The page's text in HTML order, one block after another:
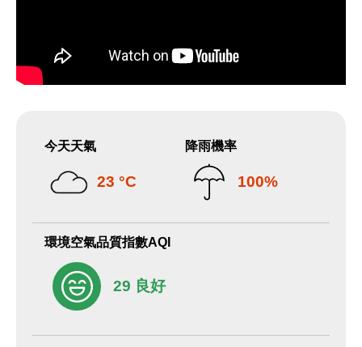
今天天氣
23 °C
降雨機率
100%
環境空氣品質指數AQI
29 良好